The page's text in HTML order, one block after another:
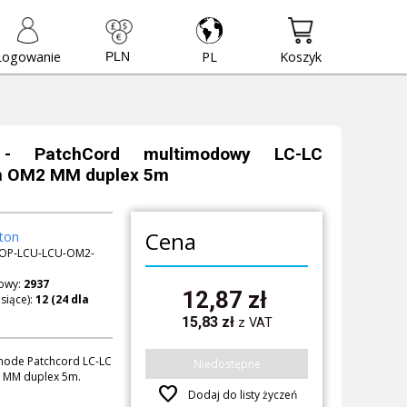
PL Koszyk
PatchCord multimodowy LC-LC
OM2 MM duplex 5m
LCU-LCU-OM2-
2937
Patchcord LC-LC
duplex 5m.
Cena
12,87 zł
15,83zł z VAT
Niedostępne
favorite Dodaj do listy życzeń